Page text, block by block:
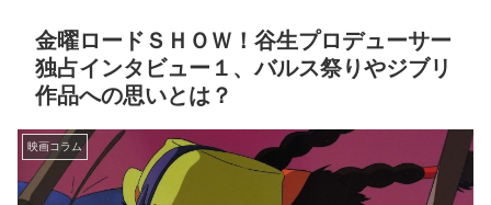
金曜ロードＳＨＯＷ！谷生プロデューサー
独占インタビュー１、バルス祭りやジブリ
作品への思いとは？
映画コラム